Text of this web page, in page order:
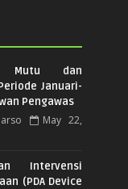
Mutu dan
Januari-
Pengawas
May 22,
Intervensi
(PDA Device